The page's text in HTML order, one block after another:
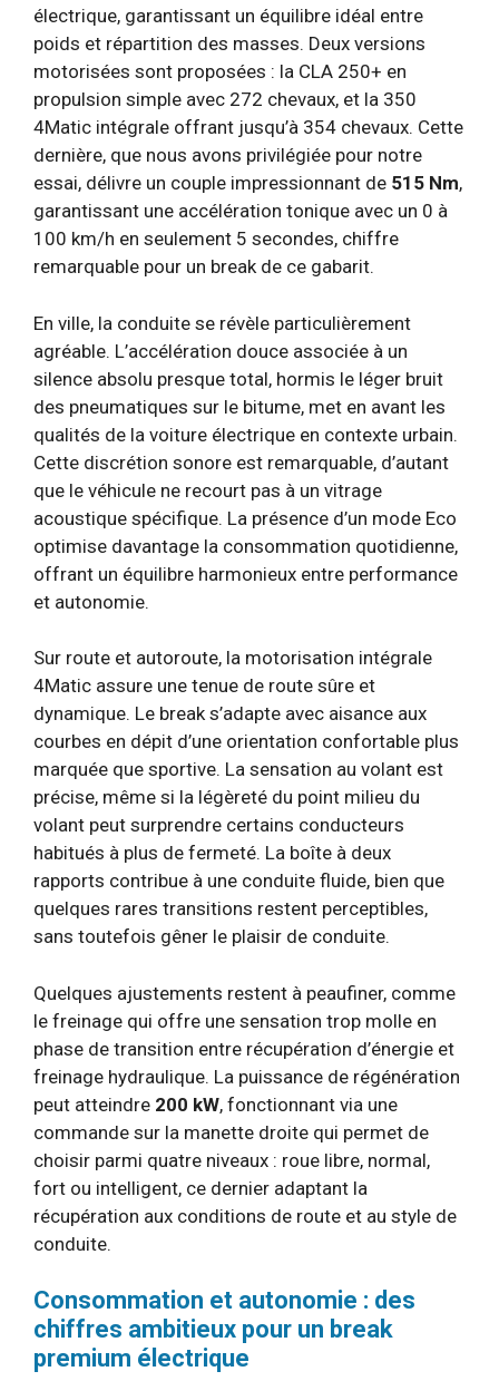
électrique, garantissant un équilibre idéal entre
poids et répartition des masses. Deux versions
motorisées sont proposées : la CLA 250+ en
propulsion simple avec 272 chevaux, et la 350
4Matic intégrale offrant jusqu’à 354 chevaux. Cette
dernière, que nous avons privilégiée pour notre
essai, délivre un couple impressionnant de 515 Nm,
garantissant une accélération tonique avec un 0 à
100 km/h en seulement 5 secondes, chiffre
remarquable pour un break de ce gabarit.
En ville, la conduite se révèle particulièrement
agréable. L’accélération douce associée à un
silence absolu presque total, hormis le léger bruit
des pneumatiques sur le bitume, met en avant les
qualités de la voiture électrique en contexte urbain.
Cette discrétion sonore est remarquable, d’autant
que le véhicule ne recourt pas à un vitrage
acoustique spécifique. La présence d’un mode Eco
optimise davantage la consommation quotidienne,
offrant un équilibre harmonieux entre performance
et autonomie.
Sur route et autoroute, la motorisation intégrale
4Matic assure une tenue de route sûre et
dynamique. Le break s’adapte avec aisance aux
courbes en dépit d’une orientation confortable plus
marquée que sportive. La sensation au volant est
précise, même si la légèreté du point milieu du
volant peut surprendre certains conducteurs
habitués à plus de fermeté. La boîte à deux
rapports contribue à une conduite fluide, bien que
quelques rares transitions restent perceptibles,
sans toutefois gêner le plaisir de conduite.
Quelques ajustements restent à peaufiner, comme
le freinage qui offre une sensation trop molle en
phase de transition entre récupération d’énergie et
freinage hydraulique. La puissance de régénération
peut atteindre 200 kW, fonctionnant via une
commande sur la manette droite qui permet de
choisir parmi quatre niveaux : roue libre, normal,
fort ou intelligent, ce dernier adaptant la
récupération aux conditions de route et au style de
conduite.
Consommation et autonomie : des
chiffres ambitieux pour un break
premium électrique